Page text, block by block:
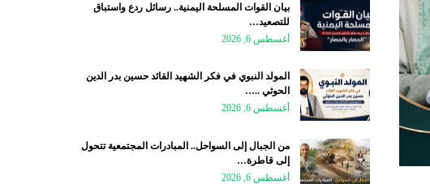
بيان القوات المسلحة اليمنية.. رسائل ردع واستباق
للتصعيد…
أغسطس 6, 2026
المولد النبوي في فكر الشهيد القائد حسين بدر الدين
الحوثي ..…
أغسطس 6, 2026
من الجبال إلى السواحل.. المبادرات المجتمعية تتحول
إلى قاطرة…
أغسطس 6, 2026